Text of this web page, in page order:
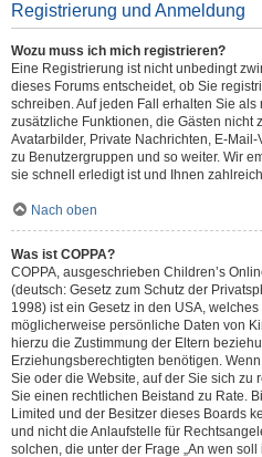
Registrierung und Anmeldung
Wozu muss ich mich registrieren?
Eine Registrierung ist nicht unbedingt
dieses Forums entscheidet, ob Sie
schreiben. Auf jeden Fall erhalten Sie
zusätzliche Funktionen, die Gästen nicht
Avatarbilder, Private Nachrichten, E-
zu Benutzergruppen und so weiter. Wir
sie schnell erledigt ist und Ihnen
Nach oben
Was ist COPPA?
COPPA, ausgeschrieben Children’s
(deutsch: Gesetz zum Schutz der
1998) ist ein Gesetz in den USA,
möglicherweise persönliche Daten von
hierzu die Zustimmung der Eltern
Erziehungsberechtigten benötigen.
Sie oder die Website, auf der Sie sich zu
Sie einen rechtlichen Beistand zu Rate.
Limited und der Besitzer dieses Boards
und nicht die Anlaufstelle für
solchen, die unter der Frage „An wen